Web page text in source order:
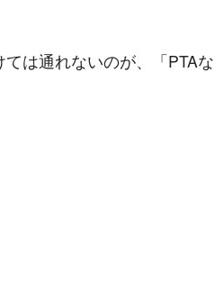
は通れないのが、「PTAな